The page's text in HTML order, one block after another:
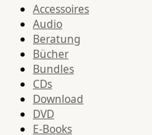
Accessoires
Audio
Beratung
Bücher
Bundles
CDs
Download
DVD
E-Books